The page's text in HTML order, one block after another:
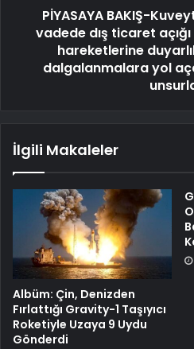
PİYASAYA BAKIŞ-
vadede dış ticaret
hareketlerine
dalgalanmalara yol
İlgili Makaleler
Albüm: Çin, Denizden
Fırlattığı Gravity-1 Taşıyıcı
Roketiyle Uzaya 9 Uydu
Gönderdi